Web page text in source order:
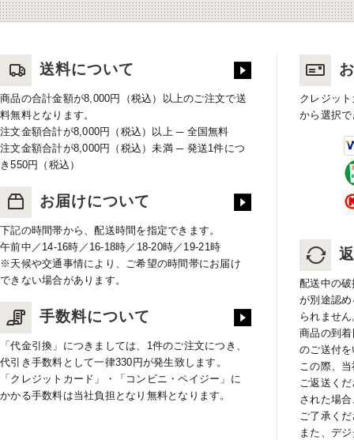
送料について
商品の合計金額が8,000円（税込）以上のご注文で送
料無料となります。
注文金額合計が8,000円（税込）以上 ─ 全国無料
注文金額合計が8,000円（税込）未満 ─ 発送1件につ
き550円（税込）
お届けについて
下記の時間帯から、配送時間を指定できます。
午前中／14-16時／16-18時／18-20時／19-21時
※天候や交通事情により、ご希望の時間帯にお届け
できない場合があります。
手数料について
「代金引換」につきましては、1件のご注文につき、
代引き手数料として一律330円が発生致します。
「クレジットカード」・「コンビニ・ペイジー」に
かかる手数料は当社負担となり無料となります。
クレジッ
から選択
配送中の
が別途認
られません
商品の到
のご送付
この際、
ご返送く
された場
ご了承く
また、デ